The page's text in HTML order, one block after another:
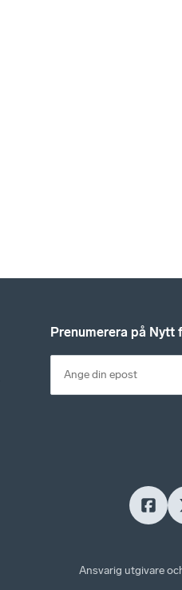
Prenumerera på Nytt
Ansvarig utgivare